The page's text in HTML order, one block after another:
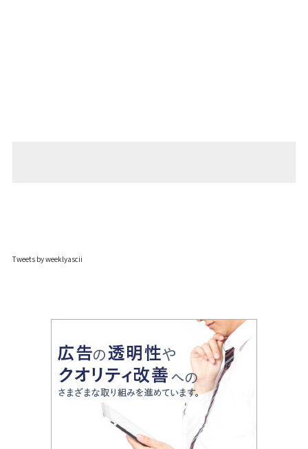
Tweets by weeklyascii